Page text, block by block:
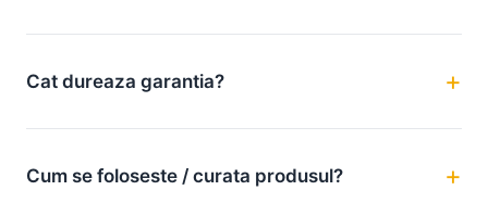
Cat dureaza garantia?
Cum se foloseste / curata produsul?